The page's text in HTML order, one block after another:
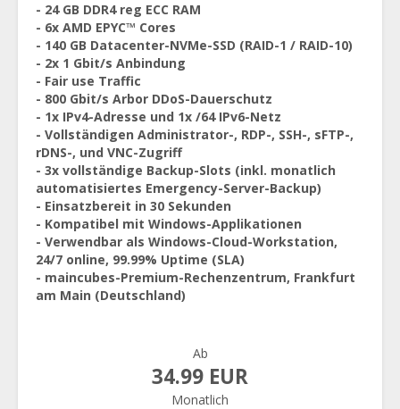
- 24 GB DDR4 reg ECC RAM
- 6x AMD EPYC™ Cores
- 140 GB Datacenter-NVMe-SSD (RAID-1 / RAID-10)
- 2x 1 Gbit/s Anbindung
- Fair use Traffic
- 800 Gbit/s Arbor DDoS-Dauerschutz
- 1x IPv4-Adresse und 1x /64 IPv6-Netz
- Vollständigen Administrator-, RDP-, SSH-, sFTP-,
rDNS-, und VNC-Zugriff
- 3x vollständige Backup-Slots (inkl. monatlich
automatisiertes Emergency-Server-Backup)
- Einsatzbereit in 30 Sekunden
- Kompatibel mit Windows-Applikationen
- Verwendbar als Windows-Cloud-Workstation,
24/7 online, 99.99% Uptime (SLA)
- maincubes-Premium-Rechenzentrum, Frankfurt
am Main (Deutschland)
Ab
34.99 EUR
Monatlich